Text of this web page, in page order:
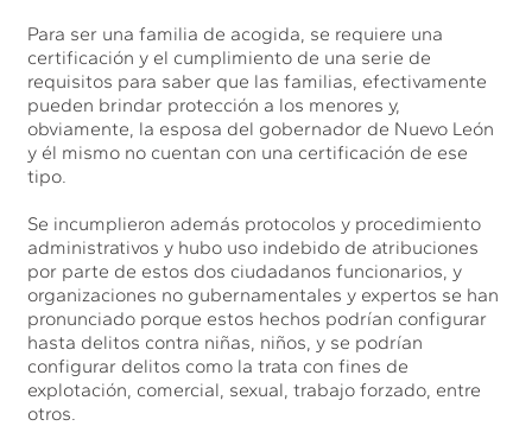
Para ser una familia de acogida, se requiere una
certificación y el cumplimiento de una serie de
requisitos para saber que las familias, efectivamente
pueden brindar protección a los menores y,
obviamente, la esposa del gobernador de Nuevo León
y él mismo no cuentan con una certificación de ese
tipo.
Se incumplieron además protocolos y procedimiento
administrativos y hubo uso indebido de atribuciones
por parte de estos dos ciudadanos funcionarios, y
organizaciones no gubernamentales y expertos se han
pronunciado porque estos hechos podrían configurar
hasta delitos contra niñas, niños, y se podrían
configurar delitos como la trata con fines de
explotación, comercial, sexual, trabajo forzado, entre
otros.